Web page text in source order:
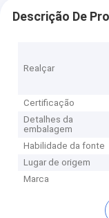
Descrição De
Realçar
Certificação
Detalhes da
embalagem
Habilidade da fonte
Lugar de origem
Marca